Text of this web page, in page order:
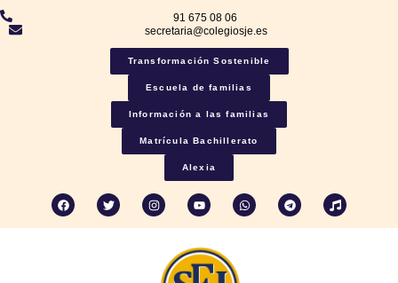
91 675 08 06
secretaria@colegiosje.es
Transformación Sostenible
Escuela de familias
Información a las familias
Matrícula Bachillerato
Alexia